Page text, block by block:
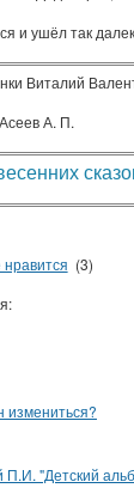
и ушёл так
Виталий
А. П.
(3)
измениться?
П.И. "Детский